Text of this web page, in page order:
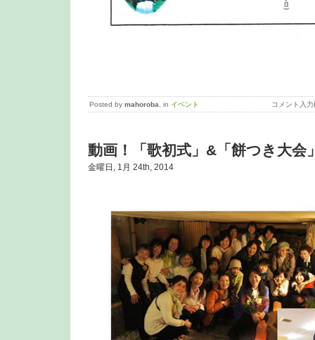
Posted by mahoroba , in イベント コメント入力
動画！「歌初式」&「餅つき大会
金曜日, 1月 24th, 2014